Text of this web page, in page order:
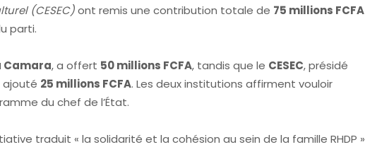
(CESEC)ont remis une contribution totale de 75 millions FCFA
parti.
Camara, a offert 50 millions FCFA, tandis que le CESEC, présidé
ajouté 25 millions FCFA. Les deux institutions affirment vouloir
du chef de l’État.
traduit « la solidarité et la cohésion au sein de la famille RHDP